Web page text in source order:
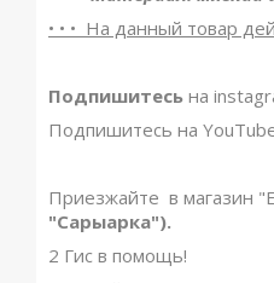
• • • На данный товар
Подпишитесь на
Подпишитесь на
Приезжайте в магазин
"Сарыарка").
2 Гис в помощь!